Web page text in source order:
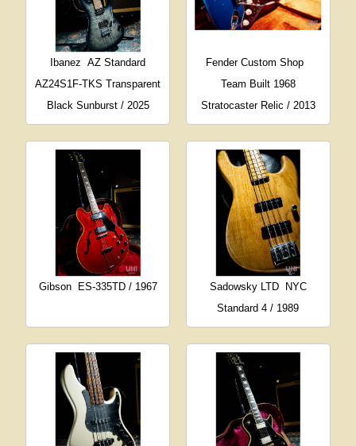
Ibanez
AZ Standard
AZ24S1F-TKS Transparent
Black Sunburst / 2025
Fender Custom Shop
Team Built 1968
Stratocaster Relic / 2013
Gibson ES-335TD / 1967 Sadowsky LTD
NYC
Standard 4 / 1989